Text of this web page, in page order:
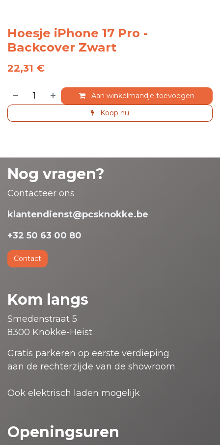
Hoesje iPhone 17 Pro -
Backcover Zwart
22,31 €
Aan winkelmandje toevoegen
Koop nu
Nog vragen?
Contacteer ons
klantendienst@pcsknokke.be
+32 50 63 00 80
Contact
Kom langs
Smedenstraat 5
8300 Knokke-Heist
Gratis parkeren op eerste verdieping
aan de rechterzijde van de showroom.
Ook elektrisch laden mogelijk
Openingsuren